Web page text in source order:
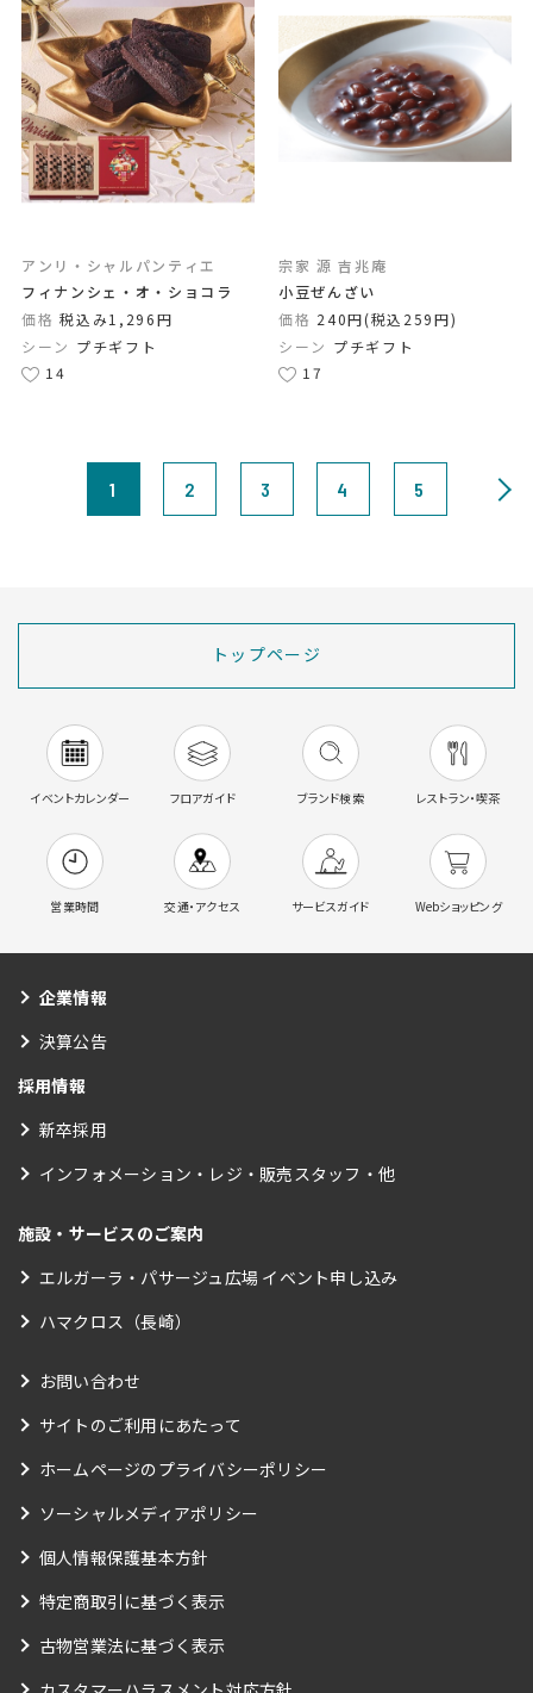
アンリ・シャルパンティエ
フィナンシェ・オ・ショコラ
価格 税込み1,296円
シーン プチギフト
14
宗家 源 吉兆庵
小豆ぜんざい
価格 240円(税込259円)
シーン プチギフト
17
1 2 3 4 5
トップページ
イベントカレンダー フロアガイド ブランド検索 レストラン・喫茶
営業時間 交通・アクセス サービスガイド Webショッピング
企業情報
決算公告
採用情報
新卒採用
インフォメーション・レジ・販売スタッフ・他
施設・サービスのご案内
エルガーラ・パサージュ広場 イベント申し込み
ハマクロス（長崎）
お問い合わせ
サイトのご利用にあたって
ホームページのプライバシーポリシー
ソーシャルメディアポリシー
個人情報保護基本方針
特定商取引に基づく表示
古物営業法に基づく表示